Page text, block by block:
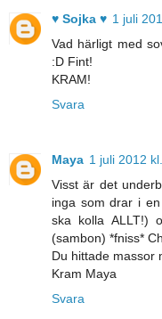
♥ Sojka ♥ 1 juli
Vad härligt med
:D Fint!
KRAM!
Svara
Maya 1 juli 2012
Visst är det
inga som drar i
ska kolla ALLT!)
(sambon) *fniss*
Du hittade massor
Kram Maya
Svara